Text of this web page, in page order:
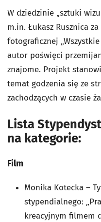
W dziedzinie „sztuki
m.in. Łukasz Rusznica
fotograficznej
autor poświęci
znajome. Projekt
temat godzenia się ze
zachodzących w czasie
Lista
na kategorie:
Film
Monika Kotecka –
stypendialnego:
kreacyjnym filmem